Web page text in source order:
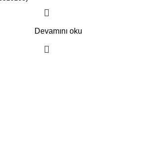
Devamını oku